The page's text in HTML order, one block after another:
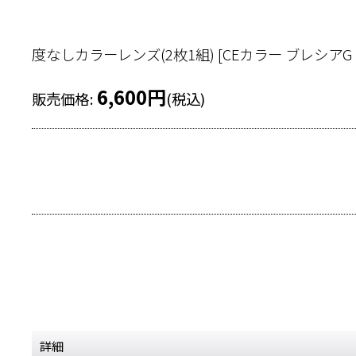
度なしカラーレンズ(2枚1組) [CEカラー ブレシア
販売価格: 6,600円(税込)
詳細